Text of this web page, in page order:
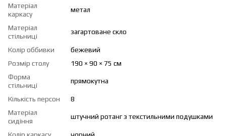
Матеріал
каркасу
метал
Матеріал
стільниці
загартоване скло
Колір оббивки
бежевий
Розмір столу
190 × 90 × 75 см
Форма
стільниці
прямокутна
Кількість персон
8
Матеріал
сидіння
штучний ротанг з текстильними подушками